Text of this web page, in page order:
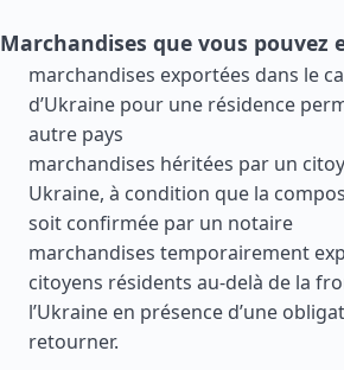
Marchandises que vous pouvez
marchandises exportées dans le
d’Ukraine pour une résidence
autre pays
marchandises héritées par un
Ukraine, à condition que la
soit confirmée par un notaire
marchandises temporairement
citoyens résidents au-delà de la
l’Ukraine en présence d’une
retourner.